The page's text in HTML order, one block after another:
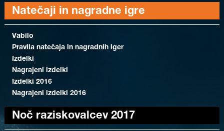
Natečaji in nagradne igre
Vabilo
Pravila natečaja in nagradnih iger
Izdelki
Nagrajeni izdelki
Izdelki 2016
Nagrajeni izdelki 2016
Noč raziskovalcev 2017